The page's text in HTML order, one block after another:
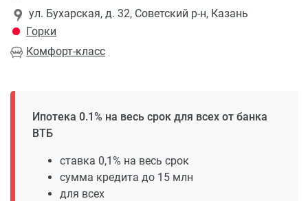
Комфорт-класс
ул. Бухарская, д. 32, Советский р-н, Казань
Горки
Ипотека 0.1% на весь срок для всех от банка
ВТБ
ставка 0,1% на весь срок
сумма кредита до 15 млн
для всех